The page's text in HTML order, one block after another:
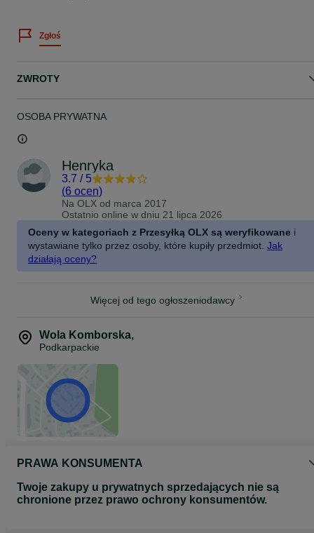
Można łatwo nałożyć palcami lub pędzlem tworząc gładką,
równomierną cerę.
Pojemność: 7 ml
Zgłoś
ZWROTY
OSOBA PRYWATNA
Henryka
3.7 / 5
(6 ocen)
Na OLX od marca 2017
Ostatnio online w dniu 21 lipca 2026
Oceny w kategoriach z Przesyłką OLX są weryfikowane i
wystawiane tylko przez osoby, które kupiły przedmiot. Jak
działają oceny?
Więcej od tego ogłoszeniodawcy
Wola Komborska,
Podkarpackie
PRAWA KONSUMENTA
Twoje zakupy u prywatnych sprzedających nie są
chronione przez prawo ochrony konsumentów.